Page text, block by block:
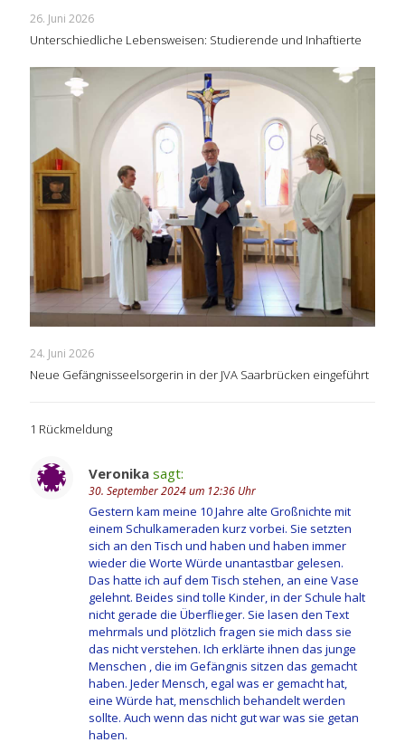
26. Juni 2026
Unterschiedliche Lebensweisen: Studierende und Inhaftierte
24. Juni 2026
Neue Gefängnisseelsorgerin in der JVA Saarbrücken eingeführt
1 Rückmeldung
Veronika sagt:
30. September 2024 um 12:36 Uhr
Gestern kam meine 10 Jahre alte Großnichte mit
einem Schulkameraden kurz vorbei. Sie setzten
sich an den Tisch und haben und haben immer
wieder die Worte Würde unantastbar gelesen.
Das hatte ich auf dem Tisch stehen, an eine Vase
gelehnt. Beides sind tolle Kinder, in der Schule halt
nicht gerade die Überflieger. Sie lasen den Text
mehrmals und plötzlich fragen sie mich dass sie
das nicht verstehen. Ich erklärte ihnen das junge
Menschen , die im Gefängnis sitzen das gemacht
haben. Jeder Mensch, egal was er gemacht hat,
eine Würde hat, menschlich behandelt werden
sollte. Auch wenn das nicht gut war was sie getan
haben.